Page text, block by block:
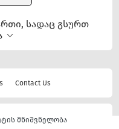
სადაც გსურთ
Contact Us
მნიშვნელობა